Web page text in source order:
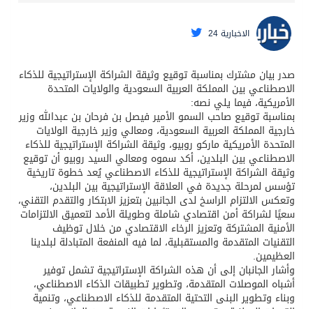
الاخبارية 24
صدر بيان مشترك بمناسبة توقيع وثيقة الشراكة الإستراتيجية للذكاء
الاصطناعي بين المملكة العربية السعودية والولايات المتحدة
الأمريكية، فيما يلي نصه:
بمناسبة توقيع صاحب السمو الأمير فيصل بن فرحان بن عبدالله وزير
خارجية المملكة العربية السعودية، ومعالي وزير خارجية الولايات
المتحدة الأمريكية ماركو روبيو، وثيقة الشراكة الإستراتيجية للذكاء
الاصطناعي بين البلدين، أكد سموه ومعالي السيد روبيو أن توقيع
وثيقة الشراكة الإستراتيجية للذكاء الاصطناعي يُعد خطوة تاريخية
تؤسس لمرحلة جديدة في العلاقة الإستراتيجية بين البلدين،
وتعكس الالتزام الراسخ لدى الجانبين بتعزيز الابتكار والتقدم التقني،
سعيًا لشراكة أمن اقتصادي شاملة وطويلة الأمد لتعميق الالتزامات
الأمنية المشتركة وتعزيز الرخاء الاقتصادي من خلال توظيف
التقنيات المتقدمة والمستقبلية، لما فيه المنفعة المتبادلة لبلدينا
العظيمين.
وأشار الجانبان إلى أن هذه الشراكة الإستراتيجية تشمل توفير
أشباه الموصلات المتقدمة، وتطوير تطبيقات الذكاء الاصطناعي،
وبناء وتطوير البنى التحتية المتقدمة للذكاء الاصطناعي، وتنمية